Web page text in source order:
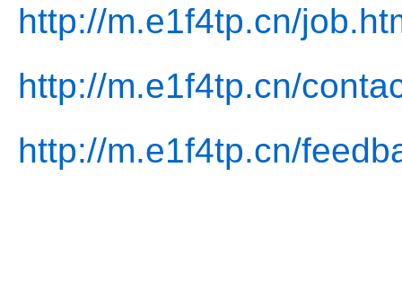
http://m.e1f4tp.cn/
http://m.e1f4tp.cn/
http://m.e1f4tp.cn/